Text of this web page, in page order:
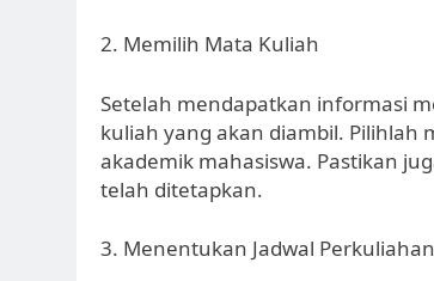
2. Memilih Mata Kuliah
Setelah mendapatkan informasi
kuliah yang akan diambil. Pilihlah
akademik mahasiswa. Pastikan
telah ditetapkan.
3. Menentukan Jadwal Perkuliahan